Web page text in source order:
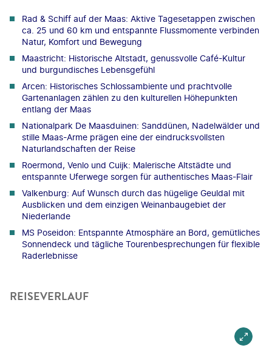
Rad & Schiff auf der Maas: Aktive Tagesetappen zwischen
ca. 25 und 60 km und entspannte Flussmomente verbinden
Natur, Komfort und Bewegung
Maastricht: Historische Altstadt, genussvolle Café-Kultur
und burgundisches Lebensgefühl
Arcen: Historisches Schlossambiente und prachtvolle
Gartenanlagen zählen zu den kulturellen Höhepunkten
entlang der Maas
Nationalpark De Maasduinen: Sanddünen, Nadelwälder und
stille Maas-Arme prägen eine der eindrucksvollsten
Naturlandschaften der Reise
Roermond, Venlo und Cuijk: Malerische Altstädte und
entspannte Uferwege sorgen für authentisches Maas-Flair
Valkenburg: Auf Wunsch durch das hügelige Geuldal mit
Ausblicken und dem einzigen Weinanbaugebiet der
Niederlande
MS Poseidon: Entspannte Atmosphäre an Bord, gemütliches
Sonnendeck und tägliche Tourenbesprechungen für flexible
Raderlebnisse
REISEVERLAUF